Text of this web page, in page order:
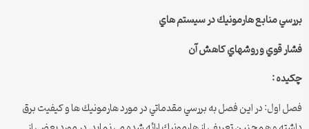
بررسي منابع هارمونيك در سيستم هاي
فشار قوي و روشهاي كاهش آن
چكيده :
فصل اول: در اين فصل به بررسي مقدماتي در مورد هارمونيك ها و كيفيت برق